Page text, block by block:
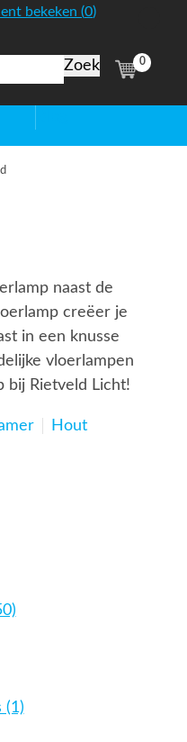
bekeken (0)
Nederland
(
0
items)
naast de
creëer je
in een knusse
vloerlampen
bij Rietveld Licht!
Hout
(1)